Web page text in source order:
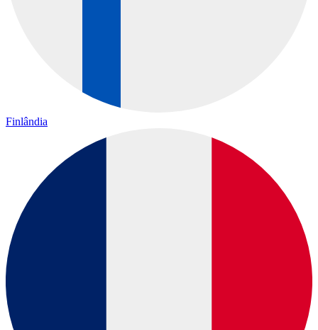
Finlândia